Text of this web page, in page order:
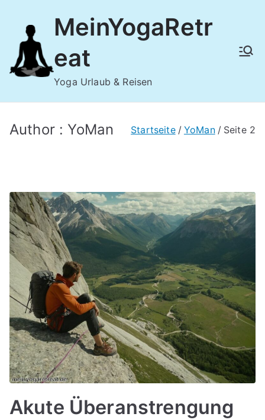
springen
MeinYogaRetr
eat
Yoga Urlaub & Reisen
Author : YoMan Startseite YoMan Seite 2
Akute Überanstrengung